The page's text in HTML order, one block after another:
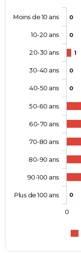
0
0
1
0
0
0
Moins de 10 ans
10-20 ans
20-30 ans
30-40 ans
40-50 ans
50-60 ans
60-70 ans
70-80 ans
80-90 ans
90-100 ans
Plus de 100 ans
0